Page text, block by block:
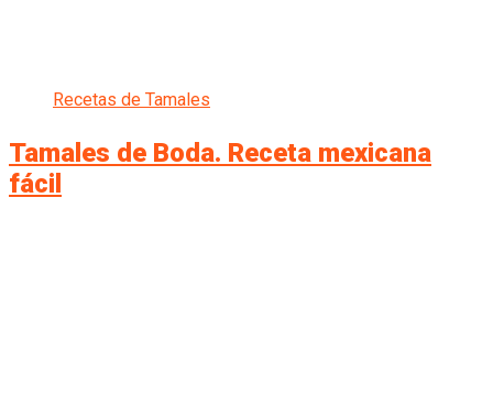
Recetas de Tamales
Tamales de Boda. Receta mexicana
fácil